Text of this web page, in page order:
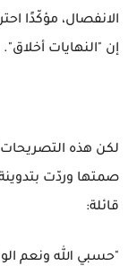
الانفصال، مؤكّدًا
إن "النهايات أخلاق".
لكن هذه التصريحات
صمتها وردّت
قائلة:
"حسبي الله ونعم